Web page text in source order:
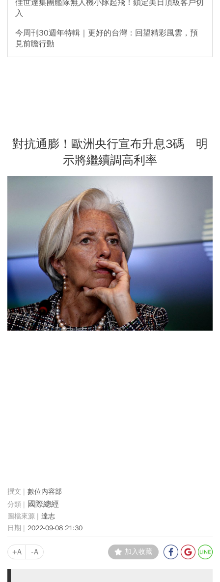
佳世達集團艦隊無人機小隊起飛！鎖定美日頂級客戶切
入
今周刊30週年特輯｜更好的台灣：回望精彩風雲，預
見前瞻行動
對抗通膨！歐洲央行宣布升息3碼 明
示將繼續調高利率
數位內容部
國際總經
達志
2022-09-08 21:30
+A -A 加入收藏